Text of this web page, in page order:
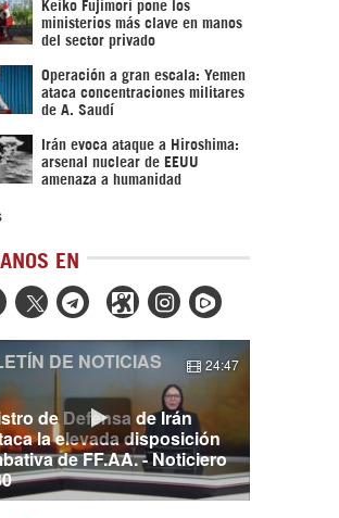
Keiko Fujimori pone los
ministerios más clave en manos
del sector privado
Operación a gran escala: Yemen
ataca concentraciones militares
de A. Saudí
Irán evoca ataque a Hiroshima:
arsenal nuclear de EEUU
amenaza a humanidad
EN
  
de Defensa de Irán
la elevada disposición
de FF.AA. - Noticiero
DE NOTICIAS 24:47